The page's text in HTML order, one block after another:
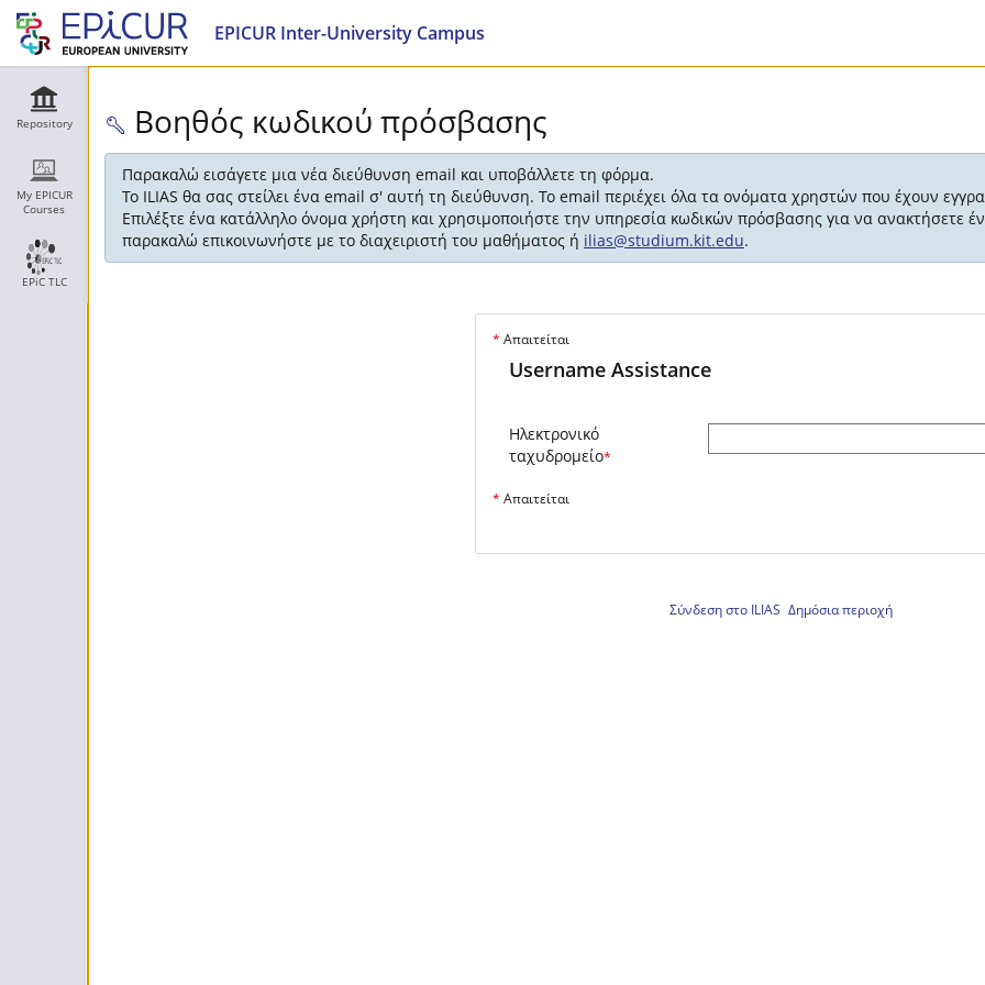
EPICUR Inter-University Campus
Repository
My EPICUR
Courses
EPiC TLC
Βοηθός κωδικού πρόσβασης
Παρακαλώ εισάγετε μια νέα διεύθυνση email και υποβάλλετε τη φόρμα.
Το ILIAS θα σας στείλει ένα email σ' αυτή τη διεύθυνση. Το email περιέχει όλα τα ονόματα χρηστών που έχουν
Επιλέξτε ένα κατάλληλο όνομα χρήστη και χρησιμοποιήστε την υπηρεσία κωδικών πρόσβασης για να ανακτήσετε
παρακαλώ επικοινωνήστε με το διαχειριστή του μαθήματος ή ilias@studium.kit.edu.
* Απαιτείται
Username Assistance
Ηλεκτρονικό
ταχυδρομείο*
* Απαιτείται
Σύνδεση στο ILIAS Δημόσια περιοχή